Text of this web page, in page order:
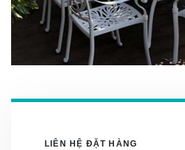
LIÊN HỆ ĐẶT HÀNG